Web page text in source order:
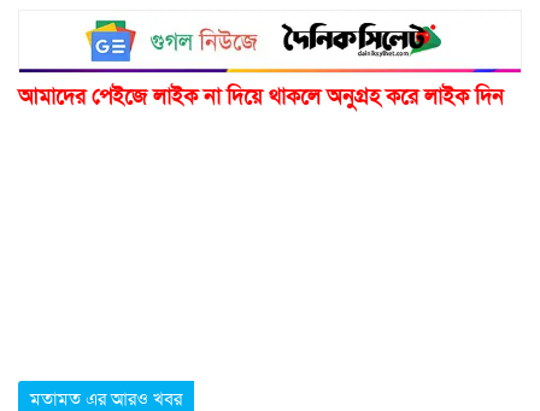
আমাদের পেইজে লাইক না দিয়ে থাকলে অনুগ্রহ করে লাইক দিন
মতামত এর আরও খবর